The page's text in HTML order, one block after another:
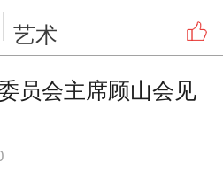
艺术
员会主席顾山会见